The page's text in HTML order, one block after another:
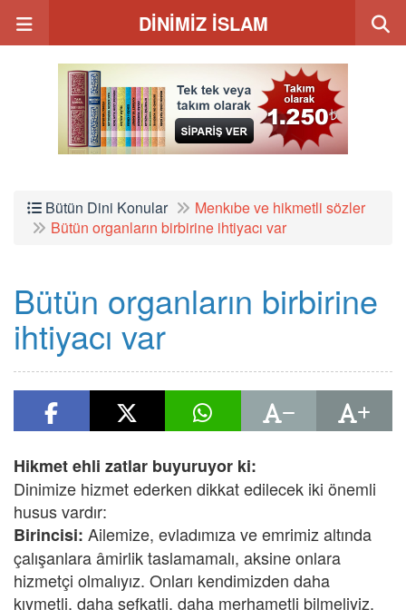
DİNİMİZ İSLAM
Bütün Dini Konular
Menkıbe ve hikmetli sözler
Bütün organların birbirine ihtiyacı var
Bütün organların birbirine
ihtiyacı var
Hikmet ehli zatlar buyuruyor ki:
Dinimize hizmet ederken dikkat edilecek iki önemli
husus vardır:
Birincisi: Ailemize, evladımıza ve emrimiz altında
çalışanlara âmirlik taslamamalı, aksine onlara
hizmetçi olmalıyız. Onları kendimizden daha
kıymetli, daha şefkatli, daha merhametli bilmeliyiz.